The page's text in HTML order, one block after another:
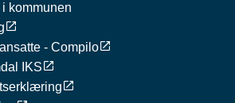
kommunen
- Compilo
IKS